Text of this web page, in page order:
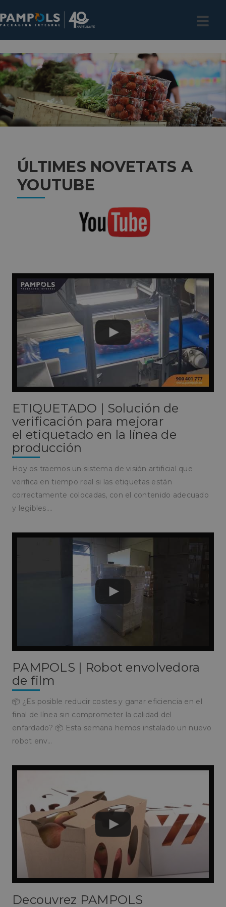
ÚLTIMES NOVETATS A
YOUTUBE
ETIQUETADO | Solución de
verificación para mejorar
el etiquetado en la línea de
producción
Hoy os traemos un sistema de visión artificial que
verifica en tiempo real si las etiquetas están
correctamente colocadas, con el contenido adecuado
y legibles.…
PAMPOLS | Robot envolvedora
de film
📦 ¿Es posible reducir costes y ganar eficiencia en el
final de línea sin comprometer la calidad del
enfardado? 📦 Esta semana hemos instalado un nuevo
robot env…
Decouvrez PAMPOLS